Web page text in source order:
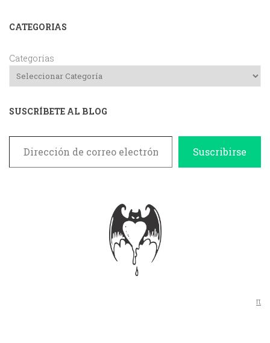
CATEGORIAS
Categorías
SUSCRÍBETE AL BLOG
Dirección de correo electrónico
Suscribirse
π